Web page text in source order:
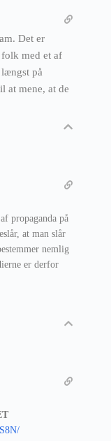
Det er
med et af
på
at mene, at de
propaganda på
at man slår
nemlig
er derfor